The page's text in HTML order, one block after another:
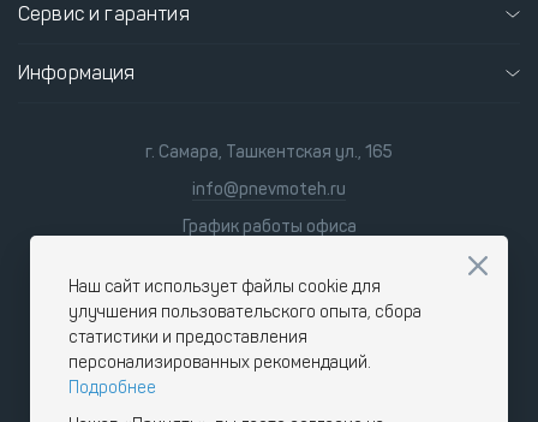
Сервис и гарантия
Информация
г. Самара, Ташкентская ул., 165
info@pnevmoteh.ru
График работы офиса
сб-вс 9:00 - 18:00
Наш сайт использует файлы cookie для
улучшения пользовательского опыта, сбора
статистики и предоставления
персонализированных рекомендаций.
Подробнее